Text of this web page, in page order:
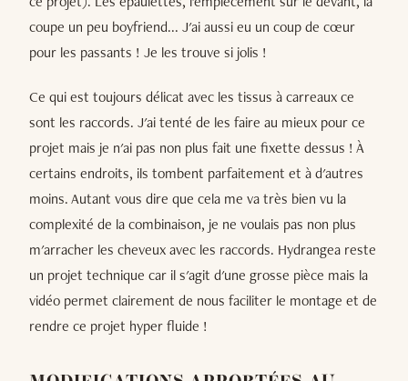
coupe un peu boyfriend... J'ai aussi eu un coup de cœur
pour les passants ! Je les trouve si jolis !
Ce qui est toujours délicat avec les tissus à carreaux ce
sont les raccords. J'ai tenté de les faire au mieux pour ce
projet mais je n'ai pas non plus fait une fixette dessus ! À
certains endroits, ils tombent parfaitement et à d'autres
moins. Autant vous dire que cela me va très bien vu la
complexité de la combinaison, je ne voulais pas non plus
m'arracher les cheveux avec les raccords. Hydrangea reste
un projet technique car il s'agit d'une grosse pièce mais la
vidéo permet clairement de nous faciliter le montage et de
rendre ce projet hyper fluide !